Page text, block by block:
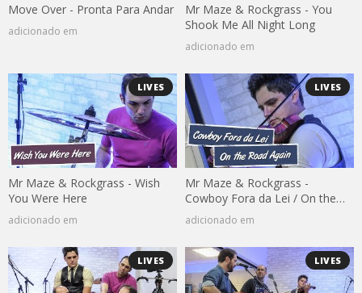
Move Over - Pronta Para Andar
adicionado em
Mr Maze & Rockgrass - You
Shook Me All Night Long
adicionado em
LIVES
Mr Maze & Rockgrass - Wish
You Were Here
adicionado em
LIVES
Mr Maze & Rockgrass -
Cowboy Fora da Lei / On the
Road Again
adicionado em
LIVES LIVES